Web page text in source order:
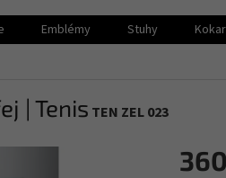
Emblémy Stuhy
| Tenis TEN ZEL 023